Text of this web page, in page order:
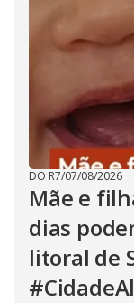
DO R7/07/08/2026
Mãe e
dias
litoral de